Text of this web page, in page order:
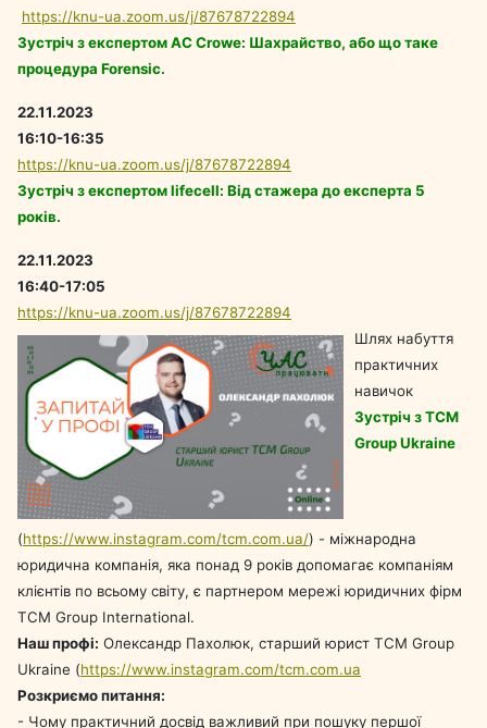
https://knu-ua.zoom.us/j/87678722894
Зустріч з експертом AC Crowe: Шахрайство, або що таке
процедура Forensic.
22.11.2023
16:10-16:35
https://knu-ua.zoom.us/j/87678722894
Зустріч з експертом lifecell: Від стажера до експерта 5
років.
22.11.2023
16:40-17:05
https://knu-ua.zoom.us/j/87678722894
Шлях набуття
практичних
навичок
Зустріч з TCM
Group Ukraine
(https://www.instagram.com/tcm.com.ua/) - міжнародна
юридична компанія, яка понад 9 років допомагає компаніям
клієнтів по всьому світу, є партнером мережі юридичних фірм
ТСМ Group International.
Наш профі: Олександр Пахолюк, старший юрист TCM Group
Ukraine (https://www.instagram.com/tcm.com.ua
Розкриємо питання:
- Чому практичний досвід важливий при пошуку першої